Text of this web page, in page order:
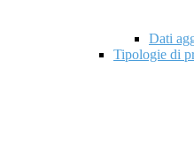
Dati
Tipologie di